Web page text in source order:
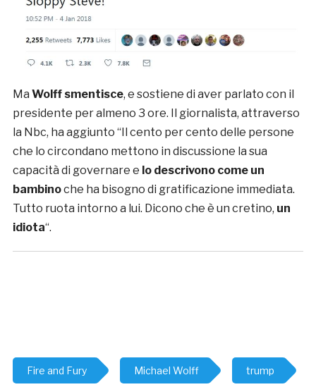
Ma Wolff smentisce, e sostiene di aver parlato con il
presidente per almeno 3 ore. Il giornalista, attraverso
la Nbc, ha aggiunto “Il cento per cento delle persone
che lo circondano mettono in discussione la sua
capacità di governare e lo descrivono come un
bambinoche ha bisogno di gratificazione immediata.
Tutto ruota intorno a lui. Dicono che è un cretino, un
idiota“.
Fire and Fury Michael Wolff trump